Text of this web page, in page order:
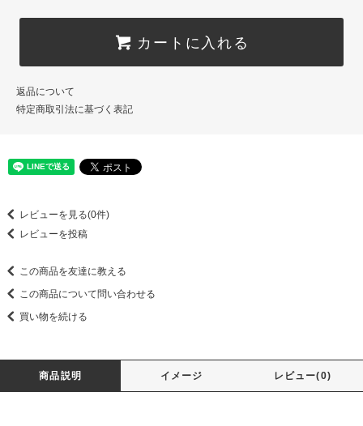
カートに入れる
返品について
特定商取引法に基づく表記
レビューを見る(0件)
レビューを投稿
この商品を友達に教える
この商品について問い合わせる
買い物を続ける
商品説明 イメージ レビュー(0)